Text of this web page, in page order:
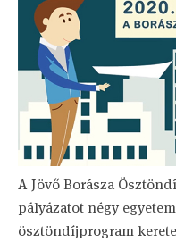
A Jövő Borásza
pályázatot négy
ösztöndíjprogram